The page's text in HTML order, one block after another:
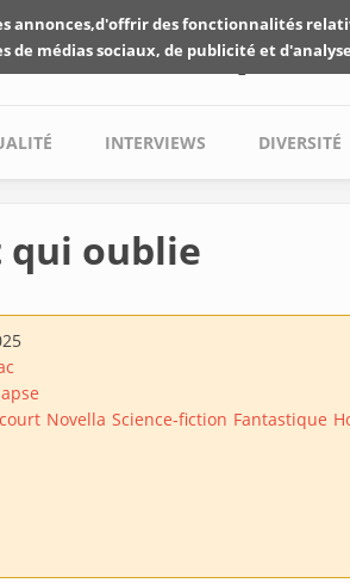
Les critiques
INTERVIEWS DIVERSITÉ
qui oublie
Novella Science-fiction Fantastique
annonces,d'offrir des fonctionnalités
médias sociaux, de publicité et